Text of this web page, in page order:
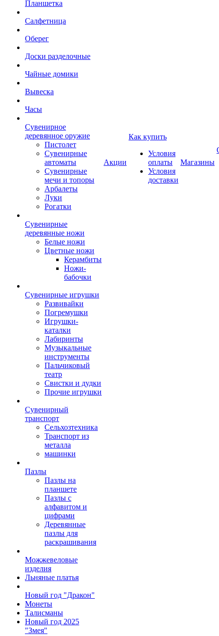
Планшетка
Салфетница
Оберег
Доски разделочные
Чайные домики
Вывеска
Часы
Сувенирное
деревянное оружие
Пистолет
Сувенирные
автоматы
Сувенирные
мечи и топоры
Арбалеты
Луки
Рогатки
Сувенирные
деревянные ножи
Белые ножи
Цветные ножи
Керамбиты
Ножи-
бабочки
Сувенирные игрушки
Развивайки
Погремушки
Игрушки-
каталки
Лабиринты
Музыкальные
инструменты
Пальчиковый
театр
Свистки и дудки
Прочие игрушки
Сувенирный
транспорт
Сельхозтехника
Транспорт из
металла
машинки
Пазлы
Пазлы на
планшете
Пазлы с
алфавитом и
цифрами
Деревянные
пазлы для
раскрашивания
Можжевеловые
изделия
Льняные платья
Новый год "Дракон"
Монеты
Талисманы
Новый год 2025
"Змея"
Акции
Как купить
Условия
оплаты
Условия
доставки
Магазины